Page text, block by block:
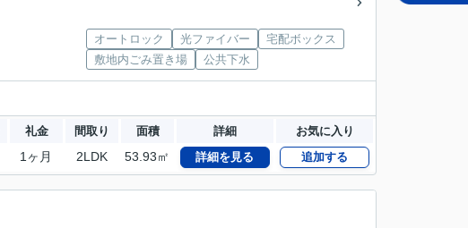
オートロック 光ファイバー
宅配ボックス
敷地内ごみ置き場
公共下水
礼金 間取り 面積 詳細 お気に入り
1ヶ月 2LDK 53.93㎡ 詳細を見る 追加する